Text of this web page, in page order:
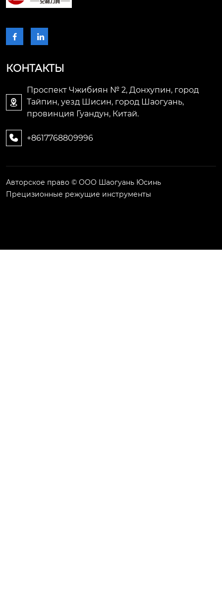
 
КОНТАКТЫ

Проспект Чжибиян № 2, Донхупин, город
Тайпин, уезд Шисин, город Шаогуань,
провинция Гуандун, Китай.
 +8617768809996
Авторское право © ООО Шаогуань Юсинь
Прецизионные режущие инструменты